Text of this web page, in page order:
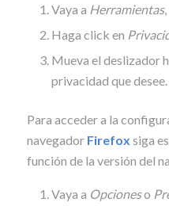
Vaya a Herramientas,
Haga click en
Mueva el deslizador
privacidad que desee.
Para acceder a la
navegador Firefox siga
función de la versión del
Vaya a Opcioneso